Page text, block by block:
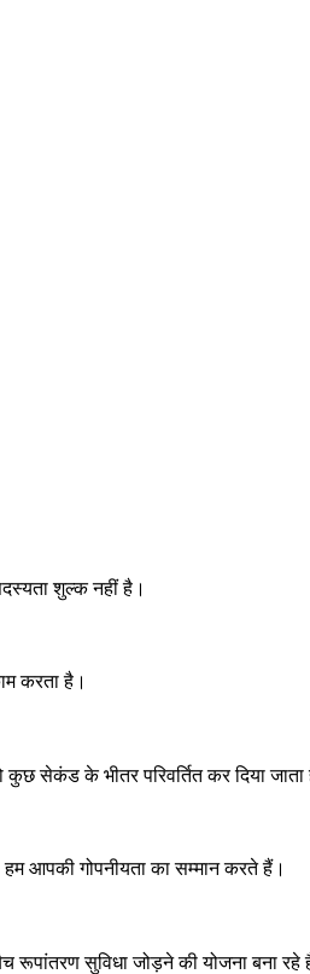
शुल्क नहीं है।
करता है।
सेकंड के भीतर परिवर्तित कर दिया जाता
आपकी गोपनीयता का सम्मान करते हैं।
रूपांतरण सुविधा जोड़ने की योजना बना रहे